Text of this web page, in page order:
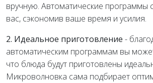
вручную. Автоматические программы
вас, сэкономив ваше время и усилия.
2. Идеальное приготовление -
автоматическим программам вы
что блюда будут приготовлены
Микроволновка сама подбирает